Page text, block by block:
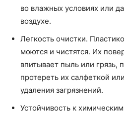
во влажных условиях или
воздухе.
Легкость очистки.
моются и чистятся. Их
впитывает пыль или грязь,
протереть их салфеткой
удаления загрязнений.
Устойчивость к